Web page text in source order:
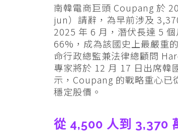
南韓電商巨頭 Coupang 於
jun）請辭，為早前涉及
2025 年 6 月，潛伏長達 5
66%，成為該國史上最嚴重
命行政總監兼法律總顧問
專家將於 12 月 17 日出席韓
示，Coupang 的戰略重心已
穩定股價。
從 4,500 人到 3,370